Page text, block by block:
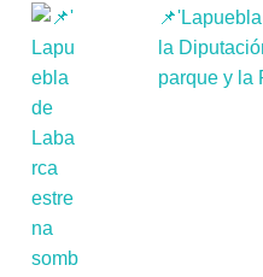
la
parque y la